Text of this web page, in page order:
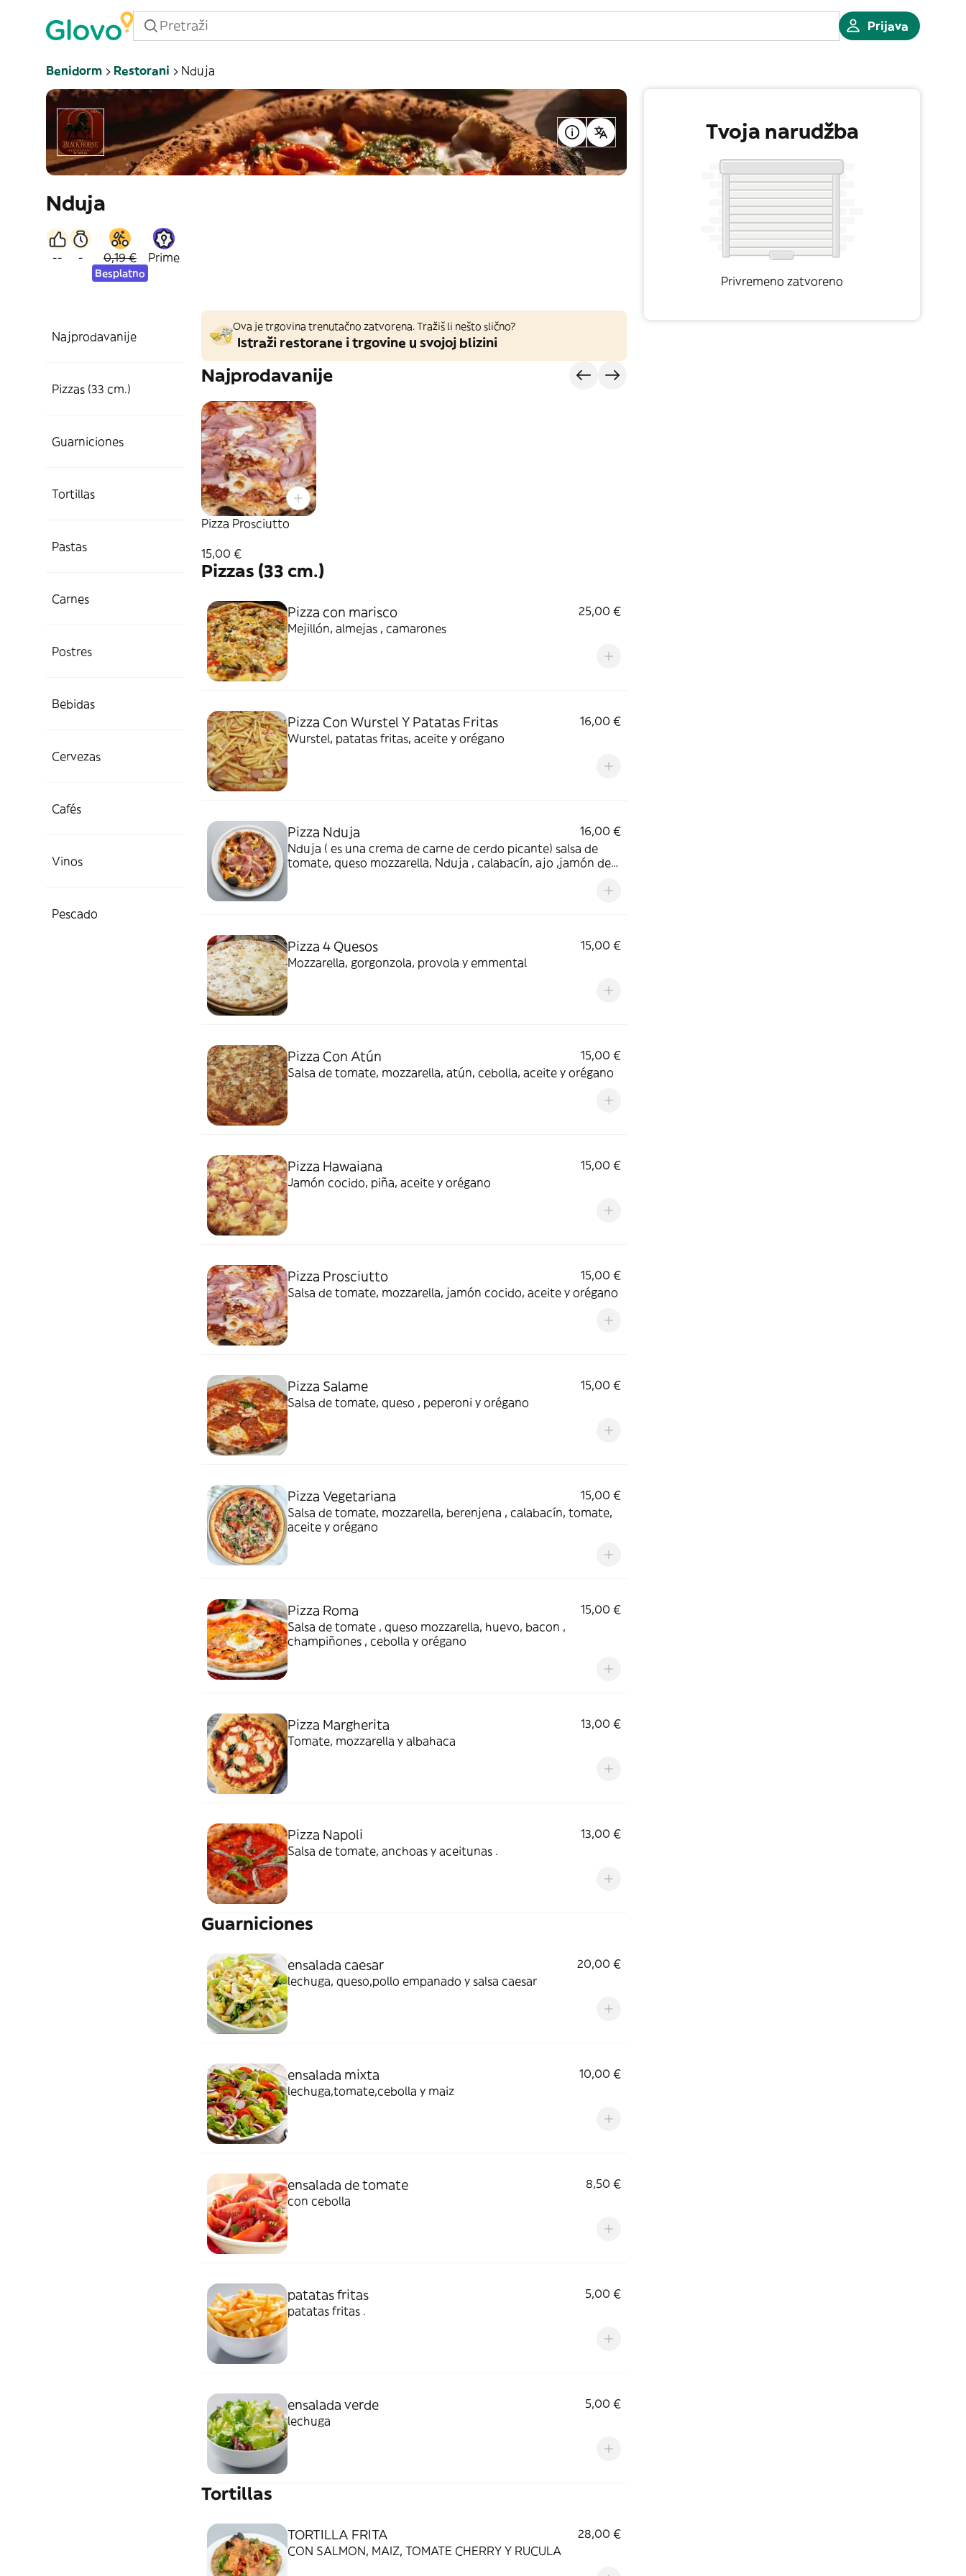
Prijava
Benidorm Restorani Nduja
Nduja
-- - 0,19 €
Besplatno
Prime
Najprodavanije
Pizzas (33 cm.)
Guarniciones
Tortillas
Pastas
Carnes
Postres
Bebidas
Cervezas
Cafés
Vinos
Pescado
Ova je trgovina trenutačno zatvorena. Tražiš li nešto slično?
Istraži restorane i trgovine u svojoj blizini
Najprodavanije
Pizza Prosciutto
15,00 €
Pizzas (33 cm.)
Pizza con marisco
25,00 €
Mejillón, almejas , camarones
Pizza Con Wurstel Y Patatas Fritas
16,00 €
Wurstel, patatas fritas, aceite y orégano
Pizza Nduja
16,00 €
Nduja ( es una crema de carne de cerdo picante) salsa de
tomate, queso mozzarella, Nduja , calabacín, ajo ,jamón de
Pizza 4 Quesos
15,00 €
Mozzarella, gorgonzola, provola y emmental
Pizza Con Atún
15,00 €
Salsa de tomate, mozzarella, atún, cebolla, aceite y orégano
Pizza Hawaiana
15,00 €
Jamón cocido, piña, aceite y orégano
Pizza Prosciutto
15,00 €
Salsa de tomate, mozzarella, jamón cocido, aceite y orégano
Pizza Salame
15,00 €
Salsa de tomate, queso , peperoni y orégano
Pizza Vegetariana
15,00 €
Salsa de tomate, mozzarella, berenjena , calabacín, tomate,
aceite y orégano
Pizza Roma
15,00 €
Salsa de tomate , queso mozzarella, huevo, bacon ,
champiñones , cebolla y orégano
Pizza Margherita
13,00 €
Tomate, mozzarella y albahaca
Pizza Napoli
13,00 €
Salsa de tomate, anchoas y aceitunas .
Guarniciones
ensalada caesar
20,00 €
lechuga, queso,pollo empanado y salsa caesar
ensalada mixta
10,00 €
lechuga,tomate,cebolla y maiz
ensalada de tomate
8,50 €
con cebolla
patatas fritas
5,00 €
patatas fritas .
ensalada verde
5,00 €
lechuga
Tortillas
TORTILLA FRITA
28,00 €
CON SALMON, MAIZ, TOMATE CHERRY Y RUCULA
Tvoja narudžba
Privremeno zatvoreno